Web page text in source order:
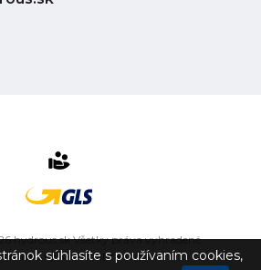
hydrous.sk Všetky práva vyhradené
mieruvytvorilovibration.sk
súhlasíte s používaním cookies,